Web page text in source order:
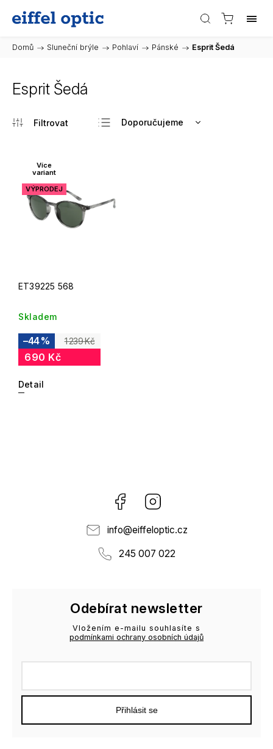
Domů / Sluneční brýle / Pohlaví / Pánské / Esprit Šedá
Esprit Šedá
Doporučujeme
Více
variant
VÝPRODEJ
ET39225 568
Skladem
1 239 Kč
–44 %
690 Kč
Detail
Facebook
info@eiffeloptic.cz
245 007 022
Odebírat newsletter
Vložením e-mailu souhlasíte s
podmínkami ochrany osobních údajů
Přihlásit se